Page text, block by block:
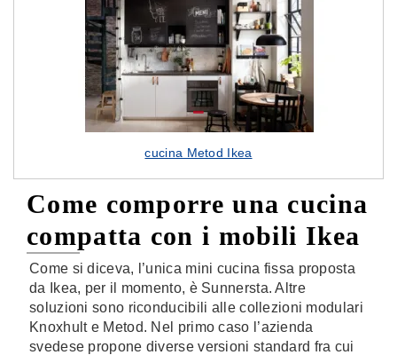
cucina Metod Ikea
Come comporre una cucina
compatta con i mobili Ikea
Come si diceva, l’unica mini cucina fissa proposta
da Ikea, per il momento, è Sunnersta. Altre
soluzioni sono riconducibili alle collezioni modulari
Knoxhult e Metod. Nel primo caso l’azienda
svedese propone diverse versioni standard fra cui